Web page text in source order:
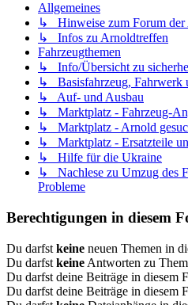
Allgemeines
↳ Hinweise zum Forum der
↳ Infos zu Arnoldtreffen
Fahrzeugthemen
↳ Info/Übersicht zu
↳ Basisfahrzeug, Fahrwerk
↳ Auf- und Ausbau
↳ Marktplatz - Fahrzeug-
↳ Marktplatz - Arnold
↳ Marktplatz - Ersatzteile
↳ Hilfe für die Ukraine
↳ Nachlese zu Umzug des
Probleme
Berechtigungen in diesem
Du darfst keine neuen Themen in
Du darfst keine Antworten zu
Du darfst deine Beiträge in diesem
Du darfst deine Beiträge in diesem